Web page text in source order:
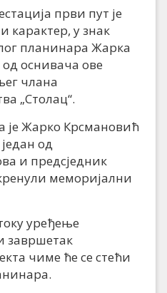
први пут је
карактер, у знак
планинара Жарка
оснивача ове
члана
„Столац“.
је Жарко Крсмановић
од
и предсједник
меморијални
уређење
завршетак
чиме ће се стећи